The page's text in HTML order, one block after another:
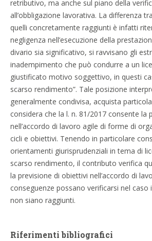
retributivo, ma anche sul piano della
all’obbligazione lavorativa. La differenza
quelli concretamente raggiunti è infatti
negligenza nell’esecuzione della
divario sia significativo, si ravvisano gli
inadempimento che può condurre a un
giustificato motivo soggettivo, in questi
scarso rendimento”. Tale posizione
generalmente condivisa, acquista
considera che la l. n. 81/2017 consente la
nell’accordo di lavoro agile di forme di
cicli e obiettivi. Tenendo in particolare
orientamenti giurisprudenziali in tema di
scarso rendimento, il contributo verifica
la previsione di obiettivi nell’accordo di
conseguenze possano verificarsi nel caso
non siano raggiunti.
Riferimenti bibliografici